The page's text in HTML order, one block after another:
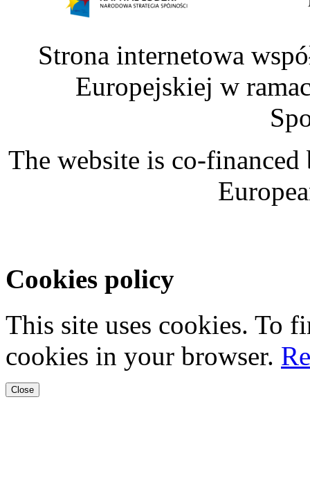
Strona internetowa
Europejskiej w
The website is co-
Cookies policy
This site uses cookies. To
cookies in your browser.